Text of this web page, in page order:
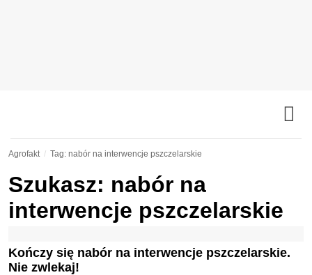
Agrofakt Tag: nabór na interwencje pszczelarskie
Szukasz: nabór na
interwencje pszczelarskie
Kończy się nabór na interwencje pszczelarskie.
Nie zwlekaj!